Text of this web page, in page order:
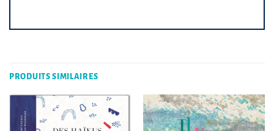
PRODUITS SIMILAIRES